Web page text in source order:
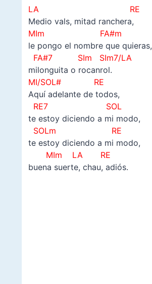
LA RE
Medio vals, mitad ranchera,
MIm FA#m
le pongo el nombre que quieras,
FA#7 SIm SIm7/LA
milonguita o rocanrol.
MI/SOL# RE
Aquí adelante de todos,
RE7 SOL
te estoy diciendo a mi modo,
SOLm RE
te estoy diciendo a mi modo,
MIm LA RE
buena suerte, chau, adiós.